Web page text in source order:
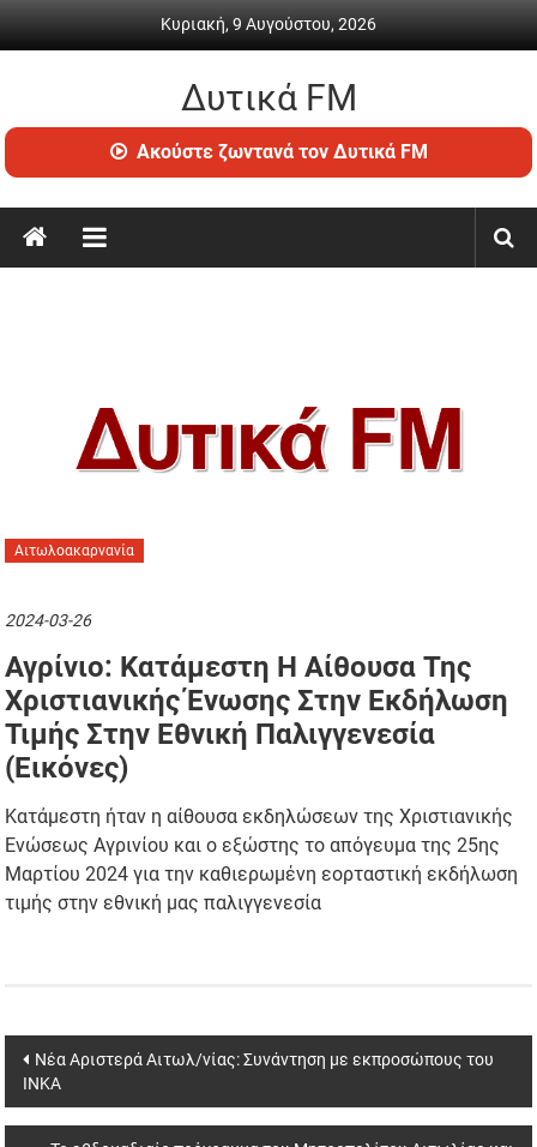
Κυριακή, 9 Αυγούστου, 2026
Δυτικά FM
Ραδιόφωνο
•
ενημέρωση
Ακούστε ζωντανά τον Δυτικά FM
Αιτωλοακαρνανία
2024-03-26
Αγρίνιο: Κατάμεστη Η Αίθουσα Της
Χριστιανικής Ένωσης Στην Εκδήλωση
Τιμής Στην Εθνική Παλιγγενεσία
(εικόνες)
Κατάμεστη ήταν η αίθουσα εκδηλώσεων της Χριστιανικής
Ενώσεως Αγρινίου και ο εξώστης το απόγευμα της 25ης
Μαρτίου 2024 για την καθιερωμένη εορταστική εκδήλωση
τιμής στην εθνική μας παλιγγενεσία
Post
navigation
Νέα Αριστερά Αιτωλ/νίας: Συνάντηση με εκπροσώπους του
ΙΝΚΑ